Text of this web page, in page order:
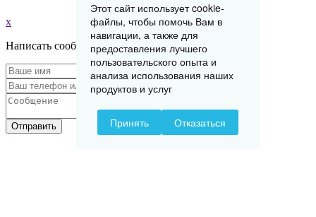
x
Написать сообщение
Отправить
Этот сайт использует cookie-
файлы, чтобы помочь Вам в
навигации, а также для
предоставления лучшего
пользовательского опыта и
анализа использования наших
продуктов и услуг
Принять Отказаться